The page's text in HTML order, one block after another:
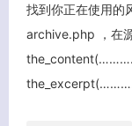
找到你正在使用的
archive.php ，在